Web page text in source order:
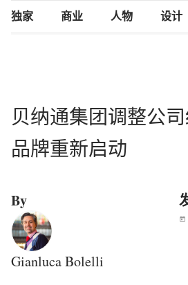
独家 商业 人物 设计
贝纳通集团调整公
品牌重新启动
By
Gianluca Bolelli
today